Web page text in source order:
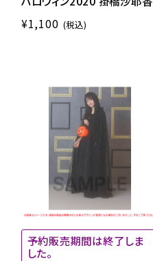
¥1,100 (税込)
予約販売期間は終了しま
した。